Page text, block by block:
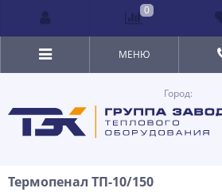
Город:
МЕНЮ
Термопенал ТП-10/150
0